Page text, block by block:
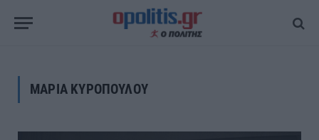
ΜΑΡΙΑ ΚΥΡΟΠΟΥΛΟΥ